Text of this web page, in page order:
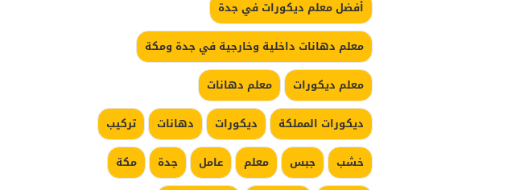
أفضل معلم ديكورات في جدة
معلم دهانات داخلية وخارجية في جدة ومكة
معلم ديكورات
معلم دهانات
ديكورات المملكة
ديكورات دهانات
تركيب
خشب
جبس معلم عامل جدة
مكة